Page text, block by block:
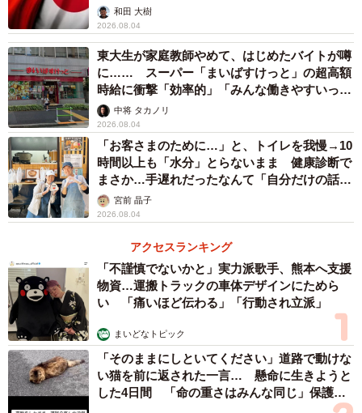
和田 大樹
2026.08.04
東大生が家庭教師やめて、はじめたバイトが噂
に…… スーパー「まいばすけっと」の超高額
時給に衝撃「効率的」「みんな働きやすいって
言ってる」
中将 タカノリ
2026.08.04
「お客さまのために…」と、トイレを我慢→10
時間以上も「水分」とらないまま 健康診断で
まさか…手遅れだったなんて「自分だけの話で
はなく、日本中で起きている問題では？」
宮前 晶子
2026.08.04
アクセスランキング
「不謹慎でないかと」実力派歌手、熊本へ支援
物資…運搬トラックの車体デザインにためら
い 「痛いほど伝わる」「行動され立派」
まいどなトピック
「そのままにしといてください」道路で動けな
い猫を前に返された一言… 懸命に生きようと
した4日間 「命の重さはみんな同じ」保護団